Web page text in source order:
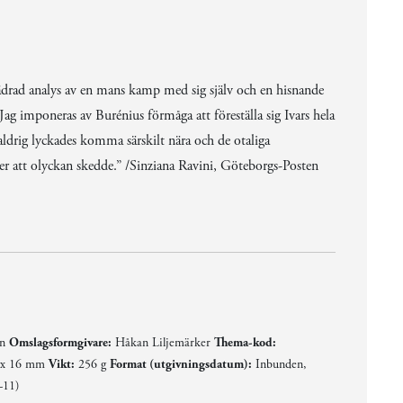
analys av en mans kamp med sig själv och en hisnande
imponeras av Burénius förmåga att föreställa sig Ivars hela
lyckades komma särskilt nära och de otaliga
olyckan skedde.” /Sinziana Ravini, Göteborgs-Posten
Omslagsformgivare: Håkan Liljemärker Thema-kod:
16 mmVikt: 256 gFormat (utgivningsdatum): Inbunden,